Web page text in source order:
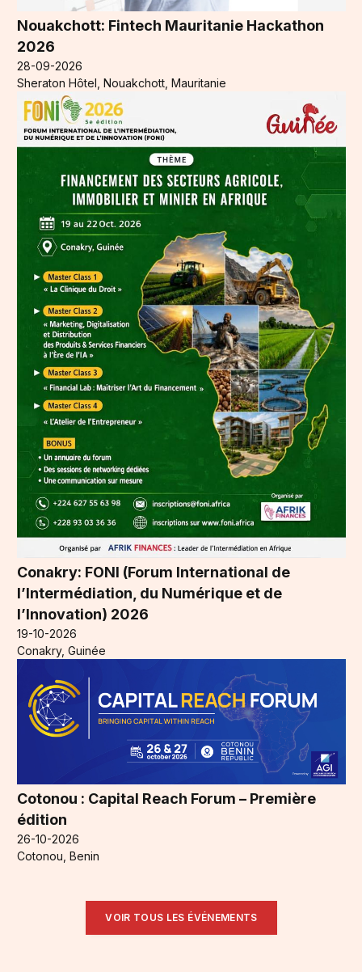
Nouakchott: Fintech Mauritanie Hackathon
2026
28-09-2026
Sheraton Hôtel, Nouakchott, Mauritanie
Conakry: FONI (Forum International de
l’Intermédiation, du Numérique et de
l’Innovation) 2026
19-10-2026
Conakry, Guinée
Cotonou : Capital Reach Forum – Première
édition
26-10-2026
Cotonou, Benin
VOIR TOUS LES ÉVÉNEMENTS